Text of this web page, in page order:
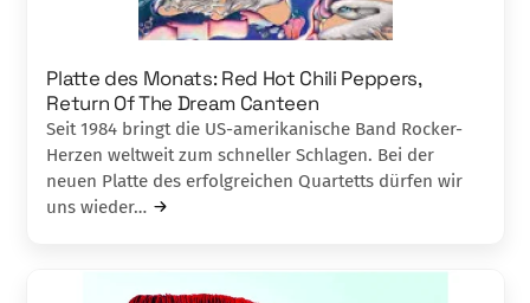
Platte des Monats: Red Hot Chili Peppers,
Return Of The Dream Canteen
Seit 1984 bringt die US-amerikanische Band Rocker-
Herzen weltweit zum schneller Schlagen. Bei der
neuen Platte des erfolgreichen Quartetts dürfen wir
uns wieder…